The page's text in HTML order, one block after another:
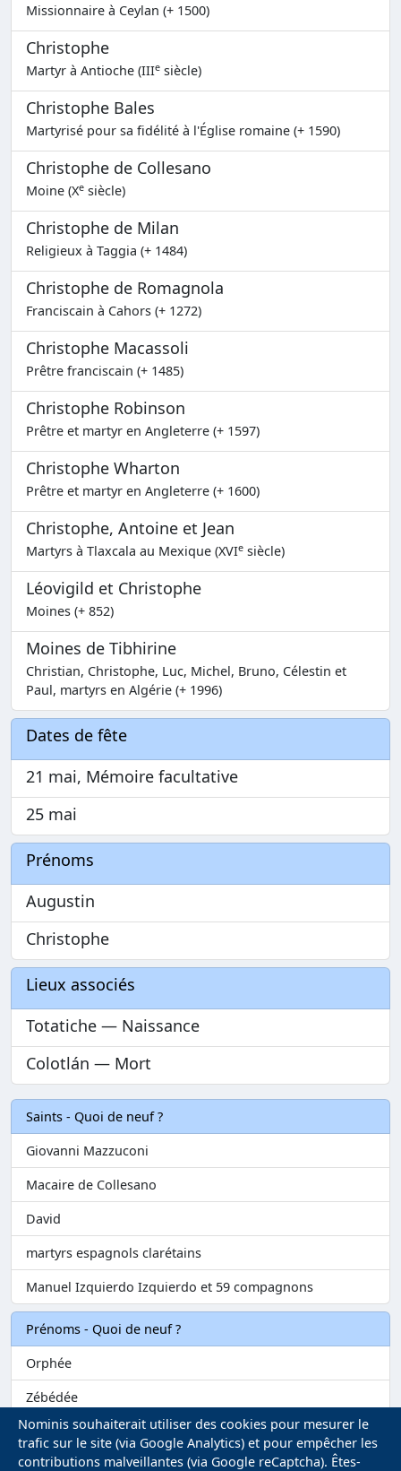
Missionnaire à Ceylan (+ 1500)
Christophe
Martyr à Antioche (IIIe siècle)
Christophe Bales
Martyrisé pour sa fidélité à l'Église romaine (+ 1590)
Christophe de Collesano
Moine (Xe siècle)
Christophe de Milan
Religieux à Taggia (+ 1484)
Christophe de Romagnola
Franciscain à Cahors (+ 1272)
Christophe Macassoli
Prêtre franciscain (+ 1485)
Christophe Robinson
Prêtre et martyr en Angleterre (+ 1597)
Christophe Wharton
Prêtre et martyr en Angleterre (+ 1600)
Christophe, Antoine et Jean
Martyrs à Tlaxcala au Mexique (XVIe siècle)
Léovigild et Christophe
Moines (+ 852)
Moines de Tibhirine
Christian, Christophe, Luc, Michel, Bruno, Célestin et
Paul, martyrs en Algérie (+ 1996)
Dates de fête
21 mai, Mémoire facultative
25 mai
Prénoms
Augustin
Christophe
Lieux associés
Totatiche — Naissance
Colotlán — Mort
Saints - Quoi de neuf ?
Giovanni Mazzuconi
Macaire de Collesano
David
martyrs espagnols clarétains
Manuel Izquierdo Izquierdo et 59 compagnons
Prénoms - Quoi de neuf ?
Orphée
Zébédée
Melvil
Matilin
Nominis souhaiterait utiliser des cookies pour mesurer le
trafic sur le site (via Google Analytics) et pour empêcher les
contributions malveillantes (via Google reCaptcha). Êtes-